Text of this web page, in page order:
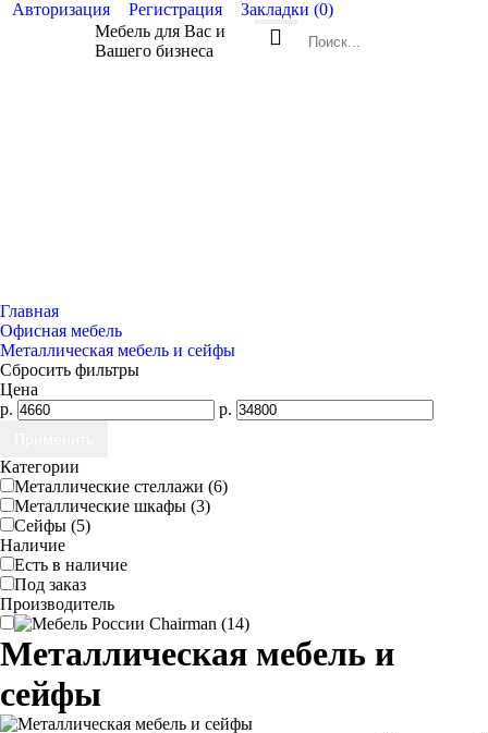
Авторизация Регистрация Закладки (0)
Мебель для Вас и
Вашего бизнеса
Главная
Офисная мебель
Металлическая мебель и сейфы
Сбросить фильтры
Цена
р.
р.
Категории
Металлические стеллажи (6)
Металлические шкафы (3)
Сейфы (5)
Наличие
Есть в наличие
Под заказ
Производитель
Металлическая мебель и
сейфы